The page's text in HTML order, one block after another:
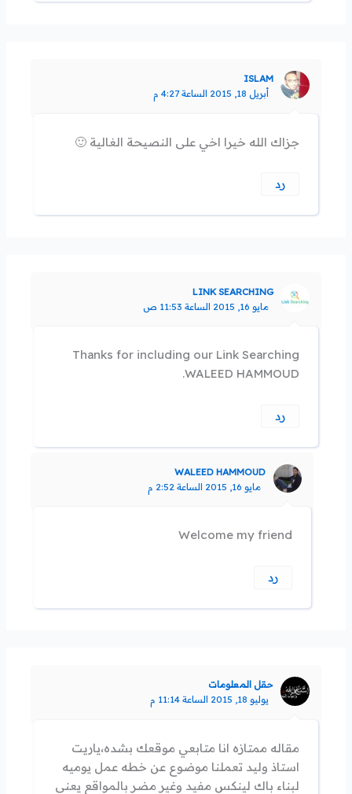
ISLAM
أبريل 18, 2015 الساعة 4:27 م
جزاك الله خيرا اخي على النصيحة الغالية 🙂
رد
LINK SEARCHING
مايو 16, 2015 الساعة 11:53 ص
Thanks for including our Link Searching
WALEED HAMMOUD.
رد
WALEED HAMMOUD
مايو 16, 2015 الساعة 2:52 م
Welcome my friend
رد
حقل المعلومات
يوليو 18, 2015 الساعة 11:14 م
مقاله ممتازه انا متابعي موقعك بشده،ياريت
استاذ وليد تعملنا موضوع عن خطه عمل يوميه
لبناء باك لينكس مفيد وغير مضر بالمواقع يعني